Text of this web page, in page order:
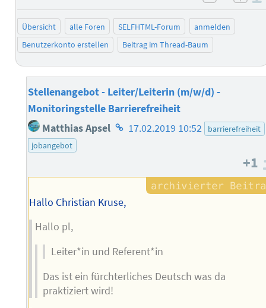
negativ
Übersicht alle Foren SELFHTML-Forum
anmelden
Benutzerkonto erstellen
Beitrag im Thread-Baum
Stellenangebot - Leiter/Leiterin (m/w/d) -
Monitoringstelle Barrierefreiheit
Matthias Apsel Homepage
17.02.2019 10:52
barrierefreiheit
jobangebot
+1
Hallo Christian Kruse,
Hallo pl,
Leiter*in und Referent*in
Das ist ein fürchterliches Deutsch was da
praktiziert wird!